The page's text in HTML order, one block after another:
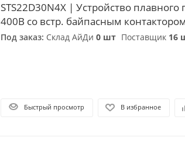
STS22D30N4X | Устройство плавного
400В со встр. байпасным
Под заказ: Склад АйДи 0 шт Поставщик 16
Быстрый просмотр В избранное